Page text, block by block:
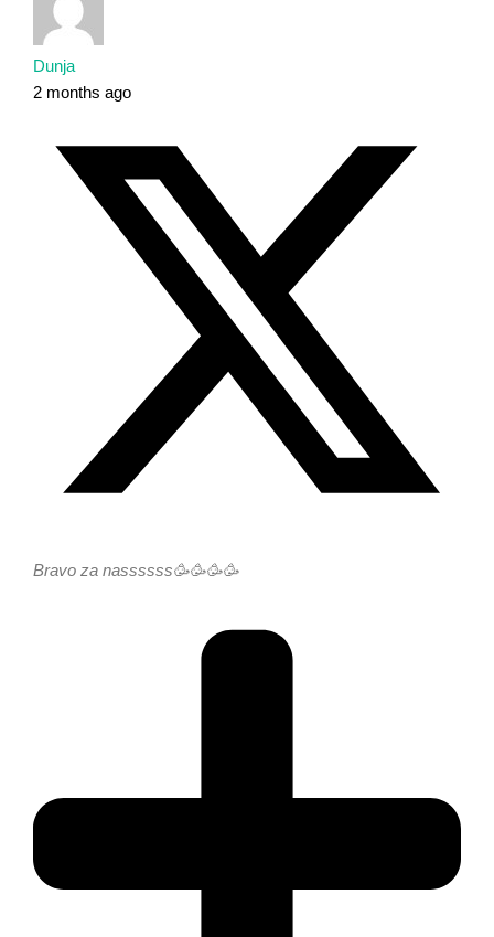
Dunja
2 months ago
Bravo za nassssss🥳🥳🥳🥳